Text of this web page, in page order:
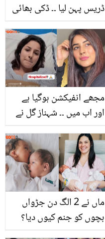
ڈریس پہن لیا ۔۔ ڈکی بھائی
تو سوشل میڈیا صارفین نے
انہیں کس طرح آڑے ہاتھوں
لیا؟
مجھے انفیکشن ہوگیا ہے
اور اب میں ۔۔ شہناز گل نے
اسپتال لے جایا گیا؟
ماں نے 2 الگ دن جڑواں
بچوں کو جنم کیوں دیا؟